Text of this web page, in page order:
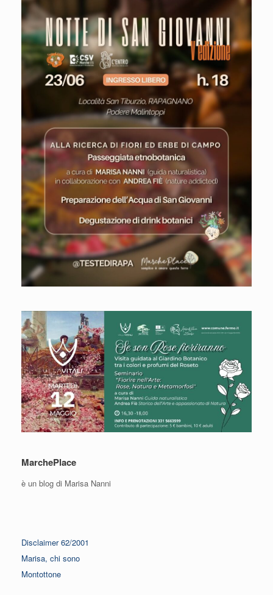
MarchePlace
è un blog di Marisa Nanni
Disclaimer 62/2001
Marisa, chi sono
Montottone